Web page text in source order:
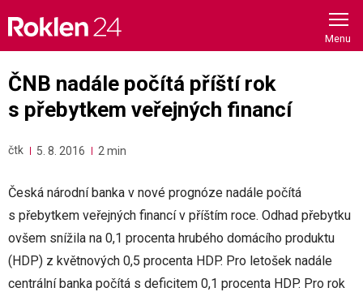
content
ČNB nadále počítá příští rok
s přebytkem veřejných financí
čtk 5. 8. 2016 2 min
Česká národní banka v nové prognóze nadále počítá
s přebytkem veřejných financí v příštím roce. Odhad přebytku
ovšem snížila na 0,1 procenta hrubého domácího produktu
(HDP) z květnových 0,5 procenta HDP. Pro letošek nadále
centrální banka počítá s deficitem 0,1 procenta HDP. Pro rok